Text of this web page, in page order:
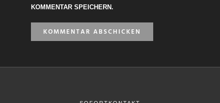
KOMMENTAR SPEICHERN.